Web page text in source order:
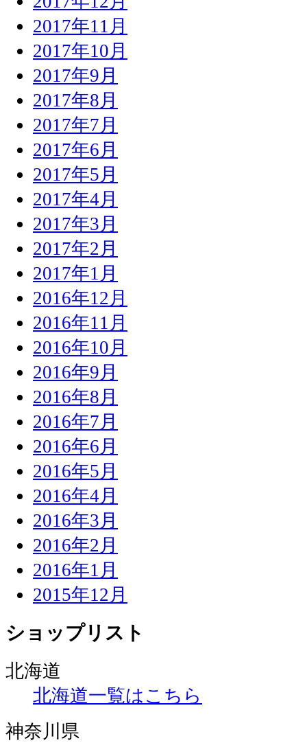
2017年11月
2017年10月
2017年9月
2017年8月
2017年7月
2017年6月
2017年5月
2017年4月
2017年3月
2017年2月
2017年1月
2016年12月
2016年11月
2016年10月
2016年9月
2016年8月
2016年7月
2016年6月
2016年5月
2016年4月
2016年3月
2016年2月
2016年1月
2015年12月
ショップリスト
北海道
北海道一覧はこちら
神奈川県